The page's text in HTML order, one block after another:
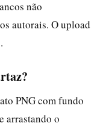
não
autorais. O upload
PNG com fundo
arrastando o